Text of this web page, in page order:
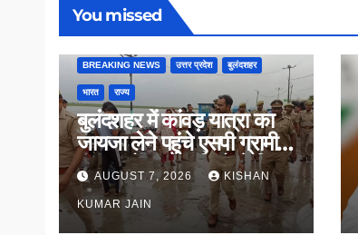
You missed
BREAKING NEWS उत्तर प्रदेश बुलंदशहर
भारत राज्य
बुलंदशहर में कांवड़ यात्रा का
जायजा लेने पहुंचे एसपी ग्रामीण,
गंगा घाटों पर कांवड़ियों से किया
संवाद
AUGUST 7, 2026 KISHAN
KUMAR JAIN